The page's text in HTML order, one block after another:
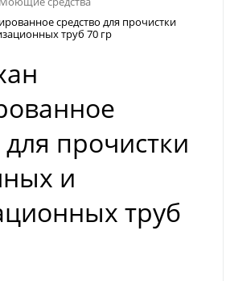
средство для прочистки
труб 70 гр
для прочистки
и
труб